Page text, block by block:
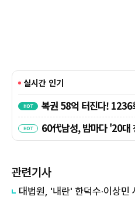
관련기사